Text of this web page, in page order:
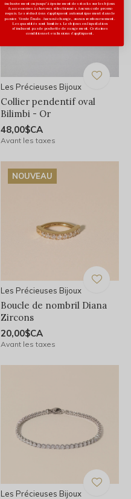
Les Précieuses Bijoux
Collier pendentif oval
Bilimbi - Or
48,00$CA
Avant les taxes
NOUVEAU
Les Précieuses Bijoux
Boucle de nombril Diana
Zircons
20,00$CA
Avant les taxes
Les Précieuses Bijoux
inclusivement ou jusqu'à épuisement des stocks sur les bijoux
& accessoires à cheveux sélectionnés. Aucun code promo
requis. Les réductions s’appliquent automatiquement dans le
panier. Vente finale. Aucun échange, aucun remboursement.
Les quantités sont limitées. Les bijoux en liquidation
n'incluent pas de pochette de rangement. Certaines
conditions et exclusions s'appliquent.